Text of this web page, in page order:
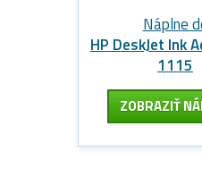
Náplne
HP DeskJet Ink
1115
ZOBRAZIŤ